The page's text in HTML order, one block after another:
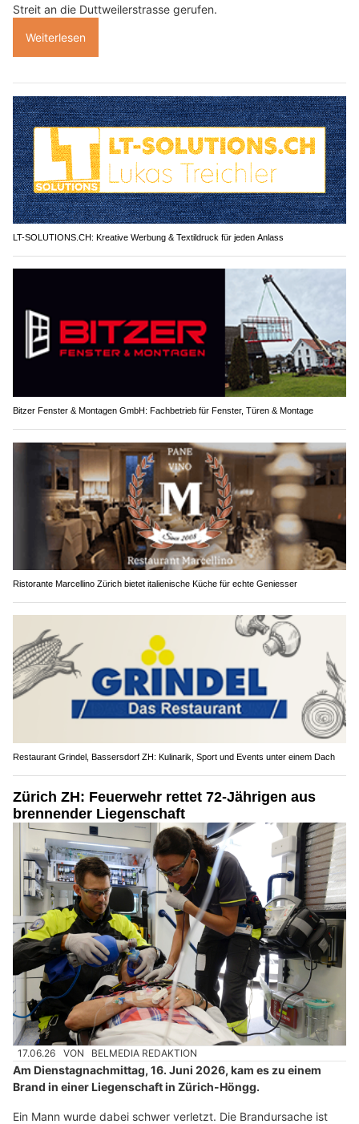
Streit an die Duttweilerstrasse gerufen.
Weiterlesen
LT-SOLUTIONS.CH: Kreative Werbung & Textildruck für jeden Anlass
Bitzer Fenster & Montagen GmbH: Fachbetrieb für Fenster, Türen & Montage
Ristorante Marcellino Zürich bietet italienische Küche für echte Geniesser
Restaurant Grindel, Bassersdorf ZH: Kulinarik, Sport und Events unter einem Dach
Zürich ZH: Feuerwehr rettet 72-Jährigen aus
brennender Liegenschaft
17.06.26 VON BELMEDIA REDAKTION
Am Dienstagnachmittag, 16. Juni 2026, kam es zu einem
Brand in einer Liegenschaft in Zürich-Höngg.
Ein Mann wurde dabei schwer verletzt. Die Brandursache ist